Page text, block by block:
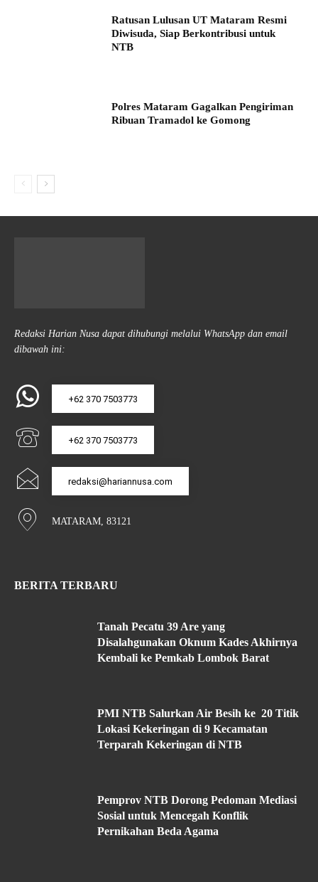
Ratusan Lulusan UT Mataram Resmi
Diwisuda, Siap Berkontribusi untuk
NTB
Polres Mataram Gagalkan Pengiriman
Ribuan Tramadol ke Gomong
Redaksi Harian Nusa dapat dihubungi melalui WhatsApp dan email
dibawah ini:
+62 370 7503773
+62 370 7503773
redaksi@hariannusa.com
MATARAM, 83121
BERITA TERBARU
Tanah Pecatu 39 Are yang
Disalahgunakan Oknum Kades Akhirnya
Kembali ke Pemkab Lombok Barat
PMI NTB Salurkan Air Besih ke 20 Titik
Lokasi Kekeringan di 9 Kecamatan
Terparah Kekeringan di NTB
Pemprov NTB Dorong Pedoman Mediasi
Sosial untuk Mencegah Konflik
Pernikahan Beda Agama